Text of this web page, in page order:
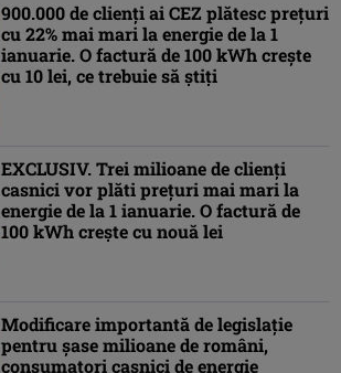
900.000 de clienți ai CEZ plătesc prețuri
cu 22% mai mari la energie de la 1
ianuarie. O factură de 100 kWh crește
cu 10 lei, ce trebuie să știți
EXCLUSIV. Trei milioane de clienți
casnici vor plăti prețuri mai mari la
energie de la 1 ianuarie. O factură de
100 kWh crește cu nouă lei
Modificare importantă de legislație
pentru șase milioane de români,
consumatori casnici de energie